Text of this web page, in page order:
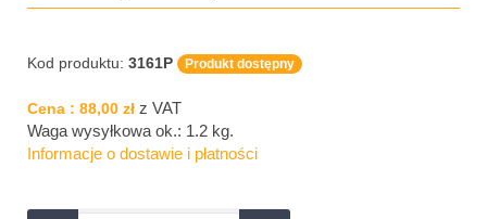
Kod produktu: 3161P Produkt dostępny
Cena : 88,00 zł z VAT
Waga wysyłkowa ok.: 1.2 kg.
Informacje o dostawie i płatności